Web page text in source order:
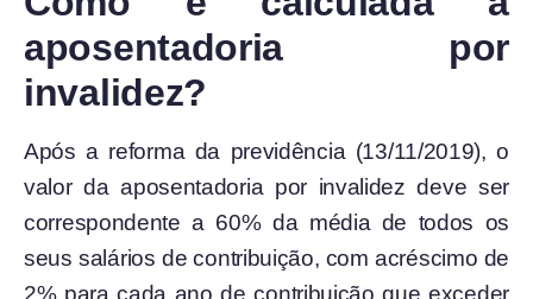
aposentadoria por
invalidez?
Após a reforma da previdência (13/11/2019), o
valor da aposentadoria por invalidez deve ser
correspondente a 60% da média de todos os
seus salários de contribuição, com acréscimo de